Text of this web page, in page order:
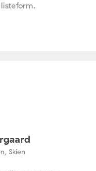
Skien